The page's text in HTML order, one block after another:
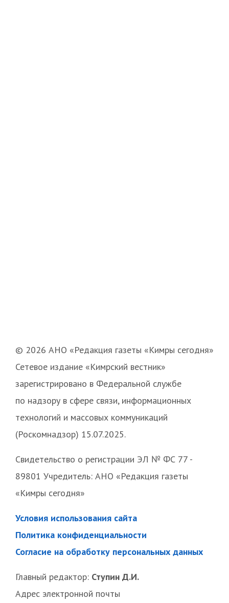
© 2026 АНО «Редакция газеты «Кимры сегодня»
Сетевое издание «Кимрский вестник»
зарегистрировано в Федеральной службе
по надзору в сфере связи, информационных
технологий и массовых коммуникаций
(Роскомнадзор) 15.07.2025.
Свидетельство о регистрации ЭЛ № ФС 77 -
89801 Учредитель: АНО «Редакция газеты
«Кимры сегодня»
Условия использования сайта
Политика конфиденциальности
Согласие на обработку персональных данных
Главный редактор: Ступин Д.И.
Адрес электронной почты